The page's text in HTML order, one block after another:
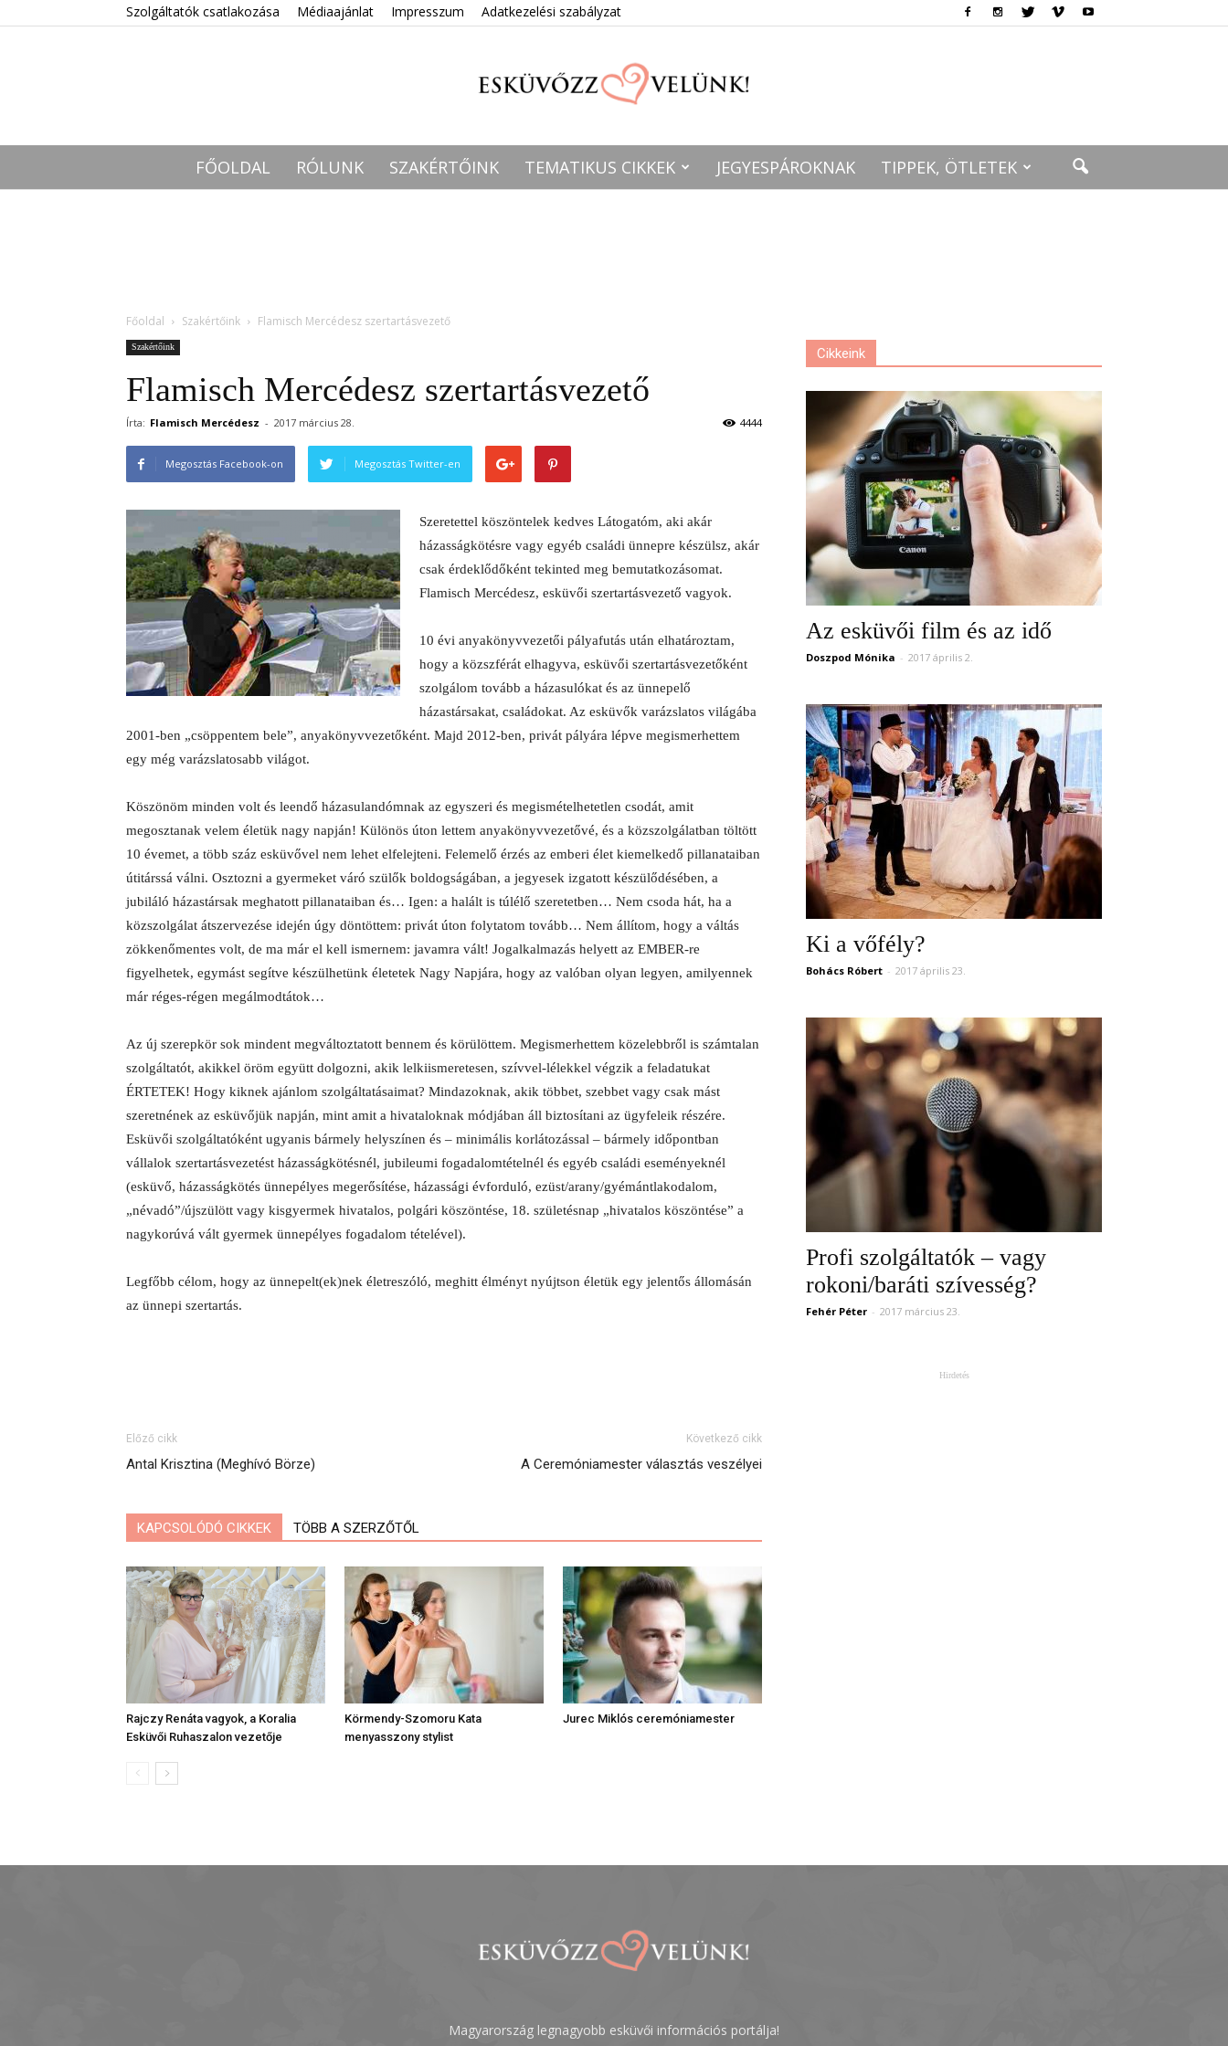
Szolgáltatók csatlakozása Médiaajánlat Impresszum Adatkezelési szabályzat
Esküvőzz
FŐOLDAL RÓLUNK SZAKÉRTŐINK TEMATIKUS CIKKEK JEGYESPÁROKNAK TIPPEK, ÖTLETEK
Főoldal Szakértőink Flamisch Mercédesz szertartásvezető
Szakértőink
Flamisch Mercédesz szertartásvezető
Írta: Flamisch Mercédesz - 2017 március 28. 4444
Megosztás Facebook-on Megosztás Twitter-en
Szeretettel köszöntelek kedves Látogatóm, aki akár
házasságkötésre vagy egyéb családi ünnepre készülsz, akár
csak érdeklődőként tekinted meg bemutatkozásomat.
Flamisch Mercédesz, esküvői szertartásvezető vagyok.
10 évi anyakönyvvezetői pályafutás után elhatároztam,
hogy a közszférát elhagyva, esküvői szertartásvezetőként
szolgálom tovább a házasulókat és az ünnepelő
házastársakat, családokat. Az esküvők varázslatos világába
2001-ben „csöppentem bele”, anyakönyvvezetőként. Majd 2012-ben, privát pályára lépve megismerhettem
egy még varázslatosabb világot.
Köszönöm minden volt és leendő házasulandómnak az egyszeri és megismételhetetlen csodát, amit
megosztanak velem életük nagy napján! Különös úton lettem anyakönyvvezetővé, és a közszolgálatban töltött
10 évemet, a több száz esküvővel nem lehet elfelejteni. Felemelő érzés az emberi élet kiemelkedő pillanataiban
útitárssá válni. Osztozni a gyermeket váró szülők boldogságában, a jegyesek izgatott készülődésében, a
jubiláló házastársak meghatott pillanataiban és… Igen: a halált is túlélő szeretetben… Nem csoda hát, ha a
közszolgálat átszervezése idején úgy döntöttem: privát úton folytatom tovább… Nem állítom, hogy a váltás
zökkenőmentes volt, de ma már el kell ismernem: javamra vált! Jogalkalmazás helyett az EMBER-re
figyelhetek, egymást segítve készülhetünk életetek Nagy Napjára, hogy az valóban olyan legyen, amilyennek
már réges-régen megálmodtátok…
Az új szerepkör sok mindent megváltoztatott bennem és körülöttem. Megismerhettem közelebbről is számtalan
szolgáltatót, akikkel öröm együtt dolgozni, akik lelkiismeretesen, szívvel-lélekkel végzik a feladatukat
ÉRTETEK! Hogy kiknek ajánlom szolgáltatásaimat? Mindazoknak, akik többet, szebbet vagy csak mást
szeretnének az esküvőjük napján, mint amit a hivataloknak módjában áll biztosítani az ügyfeleik részére.
Esküvői szolgáltatóként ugyanis bármely helyszínen és – minimális korlátozással – bármely időpontban
vállalok szertartásvezetést házasságkötésnél, jubileumi fogadalomtételnél és egyéb családi eseményeknél
(esküvő, házasságkötés ünnepélyes megerősítése, házassági évforduló, ezüst/arany/gyémántlakodalom,
„névadó”/újszülött vagy kisgyermek hivatalos, polgári köszöntése, 18. születésnap „hivatalos köszöntése” a
nagykorúvá vált gyermek ünnepélyes fogadalom tételével).
Legfőbb célom, hogy az ünnepelt(ek)nek életreszóló, meghitt élményt nyújtson életük egy jelentős állomásán
az ünnepi szertartás.
Előző cikk
Antal Krisztina (Meghívó Börze)
Következő cikk
A Ceremóniamester választás veszélyei
KAPCSOLÓDÓ CIKKEK TÖBB A SZERZŐTŐL
Rajczy Renáta vagyok, a Koralia
Esküvői Ruhaszalon vezetője
Körmendy-Szomoru Kata
menyasszony stylist
Jurec Miklós ceremóniamester
Cikkeink
Az esküvői film és az idő
Doszpod Mónika - 2017 április 2.
Ki a vőfély?
Bohács Róbert - 2017 április 23.
Profi szolgáltatók – vagy
rokoni/baráti szívesség?
Fehér Péter - 2017 március 23.
Hirdetés
Magyarország legnagyobb esküvői információs portálja!